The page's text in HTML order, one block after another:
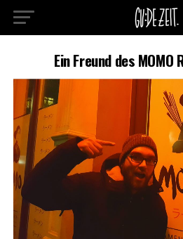
Ein Freund des MOMO